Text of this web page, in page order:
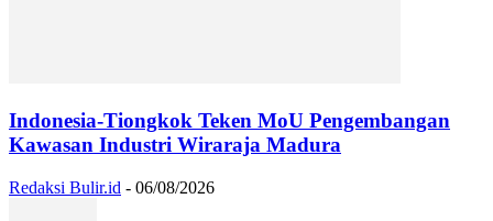
Indonesia-Tiongkok Teken MoU Pengembangan
Kawasan Industri Wiraraja Madura
Redaksi Bulir.id - 06/08/2026